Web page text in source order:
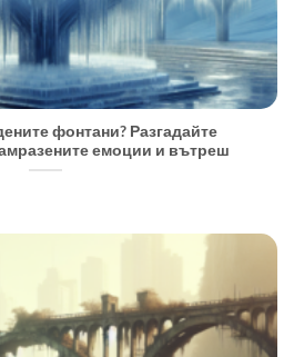
фонтани? Разгадайте
емоции и вътреш